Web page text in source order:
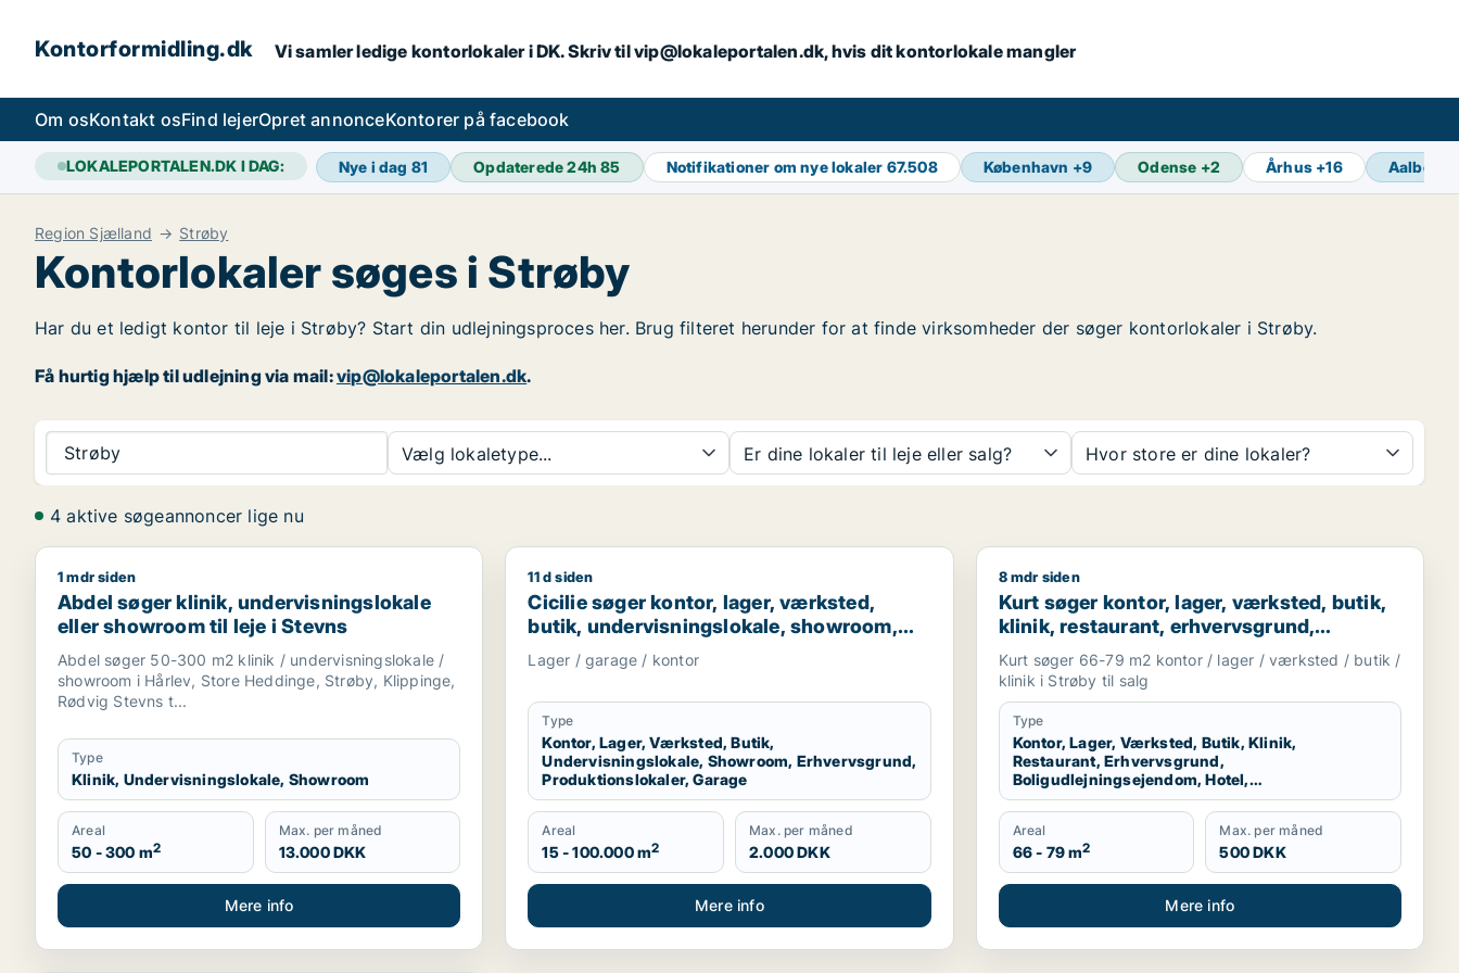
Kontorformidling.dk Vi samler ledige kontorlokaler i DK. Skriv til vip@lokaleportalen.dk, hvis dit kontorlokale mangler
Om osKontakt osFind lejerOpret annonceKontorer på facebook
LOKALEPORTALEN.DK I DAG: Nye i dag 81 Opdaterede 24h85 Notifikationer om nye lokaler 67.508 København +9 Odense +2 Århus +16 Aalborg
Region Sjælland Strøby
Kontorlokaler søges i Strøby
Har du et ledigt kontor til leje i Strøby? Start din udlejningsproces her. Brug filteret herunder for at finde virksomheder der søger kontorlokaler i Strøby.
Få hurtig hjælp til udlejning via mail:vip@lokaleportalen.dk.
Strøby Vælg lokaletype... Er dine lokaler til leje eller salg? Hvor store er dine lokaler?
4 aktive søgeannoncer lige nu
Abdel søger klinik, undervisningslokale eller showroom til leje i Stevns
1 mdr siden
Abdel søger klinik, undervisningslokale
eller showroom til leje i Stevns
Abdel søger 50-300 m2 klinik / undervisningslokale /
showroom i Hårlev, Store Heddinge, Strøby, Klippinge,
Rødvig Stevns t...
Type
Klinik, Undervisningslokale, Showroom
Areal
50 - 300 m2
Max. per måned
13.000 DKK
Mere info
Cicilie søger kontor, lager, værksted, butik, undervisningslokale, showroom, erhvervsgrund,
11 d siden
Cicilie søger kontor, lager, værksted,
butik, undervisningslokale, showroom,
erhvervsgrund, produktionslokaler eller
garage til leje i Region Sjælland eller
Nordsjælland
Lager / garage / kontor
Type
Kontor, Lager, Værksted, Butik,
Undervisningslokale, Showroom, Erhvervsgrund,
Produktionslokaler, Garage
Areal
15 - 100.000 m2
Max. per måned
2.000 DKK
Mere info
Kurt søger kontor, lager, værksted, butik, klinik,
8 mdr siden
Kurt søger kontor, lager, værksted, butik,
klinik, restaurant, erhvervsgrund,
boligudlejningsejendom, hotel,
produktionslokaler eller garage til salg i
Strøby
Kurt søger 66-79 m2 kontor / lager / værksted / butik /
klinik i Strøby til salg
Type
Kontor, Lager, Værksted, Butik, Klinik,
Restaurant, Erhvervsgrund,
Boligudlejningsejendom, Hotel,
Produktionslokaler, Garage
Areal
66 - 79 m2
Max. per måned
500 DKK
Mere info